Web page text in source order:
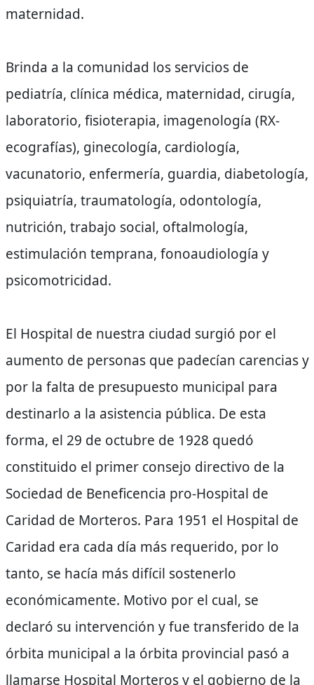
maternidad.
Brinda a la comunidad los servicios de
pediatría, clínica médica, maternidad, cirugía,
laboratorio, fisioterapia, imagenología (RX-
ecografías), ginecología, cardiología,
vacunatorio, enfermería, guardia, diabetología,
psiquiatría, traumatología, odontología,
nutrición, trabajo social, oftalmología,
estimulación temprana, fonoaudiología y
psicomotricidad.
El Hospital de nuestra ciudad surgió por el
aumento de personas que padecían carencias y
por la falta de presupuesto municipal para
destinarlo a la asistencia pública. De esta
forma, el 29 de octubre de 1928 quedó
constituido el primer consejo directivo de la
Sociedad de Beneficencia pro-Hospital de
Caridad de Morteros. Para 1951 el Hospital de
Caridad era cada día más requerido, por lo
tanto, se hacía más difícil sostenerlo
económicamente. Motivo por el cual, se
declaró su intervención y fue transferido de la
órbita municipal a la órbita provincial pasó a
llamarse Hospital Morteros y el gobierno de la